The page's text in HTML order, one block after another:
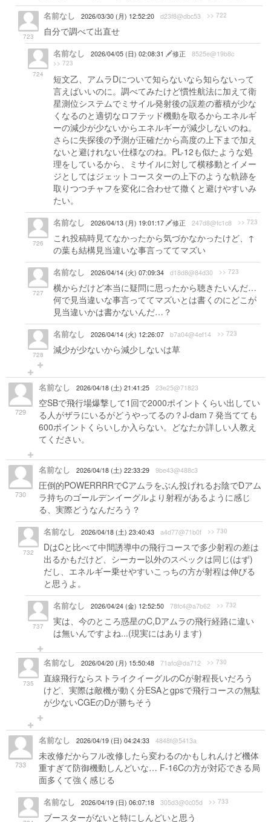
723
名前なし 2026/03/30 (月) 12:52:20 d23f8@dbc53 >> 722
自分で調べて出直せ
724
名前なし 2026/04/05 (日) 02:08:31 修正 8525e@19b8c
>> 723
短文乙、アムラDについて知らないなら知らないって
言えばいいのに。調べてみたけど慣性航法に加えて衛
星測位システムでミサイル発射後の誤差の蓄積が少な
くなるのと適切なロフテッド機動を取るからエネルギ
ーの減少が少ないからエネルギーが減少しないのね。
さらに失探後の予測が正確だから高度の上下まで加え
ないと避けれない仕様なのね。PL-12も似たような処
理をしているから、ミサイルに対して横移動とイメー
ジとしてはジェットコースターの上下のような軌跡を
取りつつチャフを変化に合わせて撒くと避けやすいみ
たい。
726
名前なし 2026/04/13 (月) 19:01:17 修正 247d8@fc1c8 >> 723
これ投稿時見てなかったから気づかなかったけど、↑
の葉も結構見当違いな事言っててマズい
727
名前なし 2026/04/14 (火) 07:09:34 d18d8@84d30 >> 723
横からだけど本当に疑問に思ったから聴きたいんだ…
何で見当違いな事言っててマズいとは書くのにどこが
見当違いかは書かないんだ…？
728
名前なし 2026/04/14 (火) 12:26:07 b7a04@4ef14 >> 723
減少が少ないから減少しないは草
729
名前なし 2026/04/18 (土) 21:41:25 23e25@71823
空SBで飛行場爆撃して1回で2000ポイントくらい出してい
る人がザラにいるがどうやってるの？J-dam７発当てても
600ポイントくらいしか入らない。どなたか詳しい人教え
てください。
730
名前なし 2026/04/18 (土) 22:33:29 9be43@488c3
圧倒的POWERRRRでCアムラをぶん投げれるお陰でDアム
ラ持ちのゴールデンイーグルより射程があるように感じ
る、実際どうなんだろう？
732
名前なし 2026/04/18 (土) 23:40:43 a4d77@71b0f >> 730
DはCと比べて中間誘導中の飛行コースで多少射程の差は
出るかもだけど、シーカー以外のスペックは同じ(はず)
だし、エネルギー乗せやすいこっちの方が射程は伸びる
と思うよ。
737
名前なし 2026/04/24 (金) 12:52:50 78fc4@a7b62 >> 732
実は、今のところ惑星のC,Dアムラの飛行経路に違い
は無いんですよね...(現実にはあります)
735
名前なし 2026/04/20 (月) 15:50:48 71afc@da712 >> 730
直線飛行ならストライクイーグルのCが射程長いだろう
けど、実際は敵機が動く分ESAとgpsで飛行コースの無駄
が少ないCGEのDが勝ちそう
733
名前なし 2026/04/19 (日) 04:24:33 4848f@5413a
未改修だからフル改修したら変わるのかもしれんけど機体
重すぎて防御機動しんどいな… F-16Cの方が対応できる局
面多くて強く感じる
名前なし 2026/04/19 (日) 06:07:18 305d3@0c05d >> 733
ブースターがないと特にしんどいと思う